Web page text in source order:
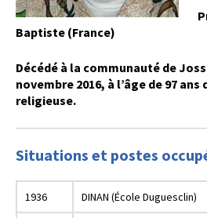
Baptiste (France)
Décédé à la communauté de
novembre 2016, à l’âge de 97 ans
religieuse.
Situations et postes
1936 DINAN (École Duguesclin)